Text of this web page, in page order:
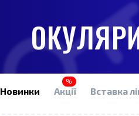
Новинки
%
Акції Вставка